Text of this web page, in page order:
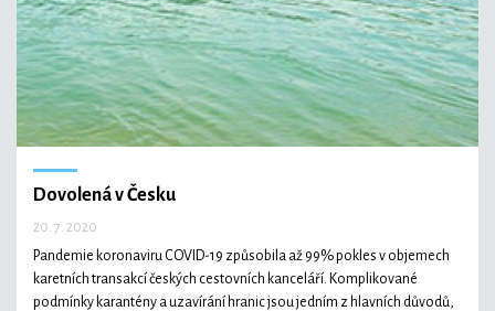
Technologie
Ekonomika a byznys
Kultura a sport
Dovolená v Česku
20. 7. 2020
Pandemie koronaviru COVID-19 způsobila až 99% pokles v objemech
karetních transakcí českých cestovních kanceláří. Komplikované
podmínky karantény a uzavírání hranic jsou jedním z hlavních důvodů,